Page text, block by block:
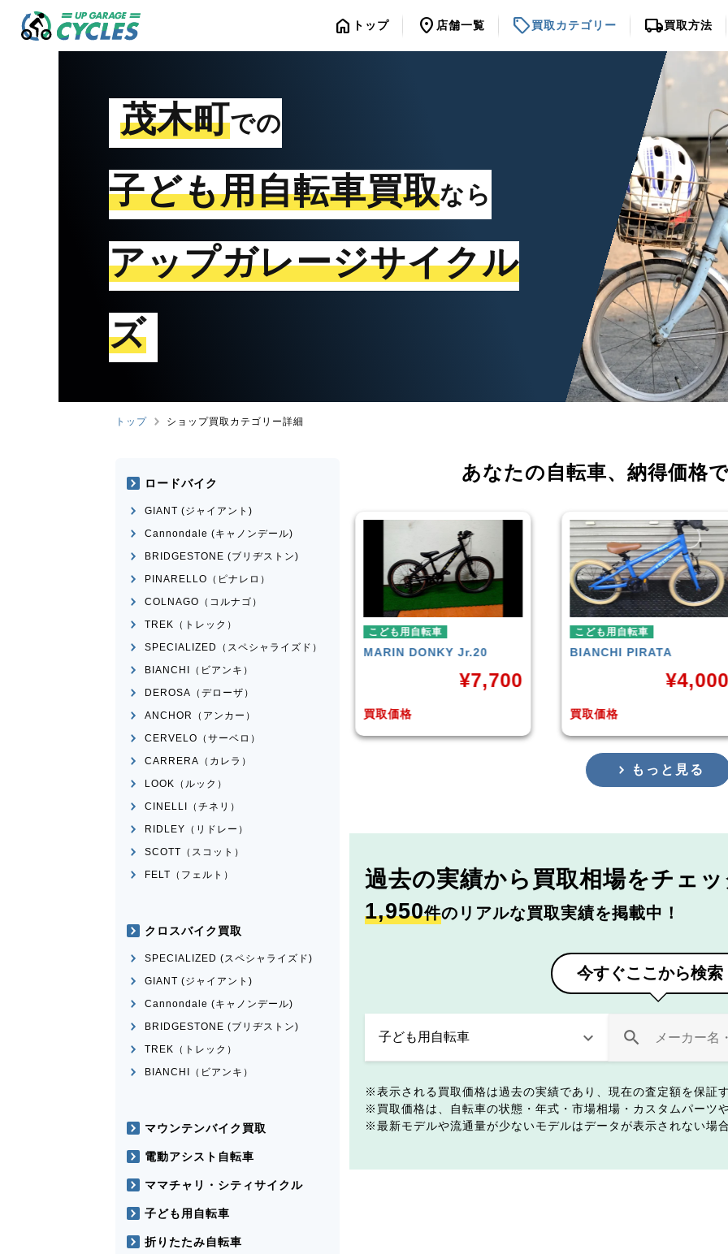
home トップ location_on 店舗一覧 sell買取カテゴリー local_shipping買取方法
茂木町での
子ども用自転車買取なら
アップガレージサイクル
ズ
トップ ショップ買取カテゴリー詳細
あなたの自転車、 納得価格
こども用自転車
MARIN DONKY Jr.20
買取価格
こども用自転車
BIANCHIPIRATA
買取価格
¥4,000
こども用自転車
玉越工業MAHALO
買取価格
¥
もっと見る
過去の実績から 買取相場をチェ
1,950件のリアルな買取実績を掲載中！
今すぐここから検索
表示される買取価格は過去の実績であり、現在の査定額を保証
買取価格は、自転車の状態・年式・市場相場・カスタムパーツ
最新モデルや流通量が少ないモデルはデータが表示されない場
ロードバイク
GIANT (ジャイアント)
Cannondale (キャノンデール)
BRIDGESTONE (ブリヂストン)
PINARELLO（ピナレロ）
COLNAGO（コルナゴ）
TREK（トレック）
SPECIALIZED（スペシャライズド）
BIANCHI（ビアンキ）
DEROSA（デローザ）
ANCHOR（アンカー）
CERVELO（サーベロ）
CARRERA（カレラ）
LOOK（ルック）
CINELLI（チネリ）
RIDLEY（リドレー）
SCOTT（スコット）
FELT（フェルト）
クロスバイク買取
SPECIALIZED (スペシャライズド)
GIANT (ジャイアント)
Cannondale (キャノンデール)
BRIDGESTONE (ブリヂストン)
TREK（トレック）
BIANCHI（ビアンキ）
マウンテンバイク買取
電動アシスト自転車
ママチャリ・シティサイクル
子ども用自転車
折りたたみ自転車